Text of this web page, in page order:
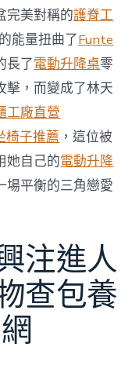
友
誼
賽〉
中
完美對稱的護脊工
能量扭曲了Funte
長了電動升降桌零
擊，而變成了林天
工廠直營
椅子推薦 ，這位被
她自己的電動升降
場平衡的三角戀愛
注進人
查包養